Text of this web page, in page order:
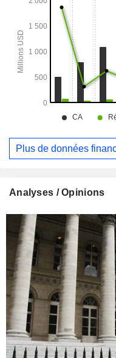
des
pharmaceutique et
patients par des
Plus de données
Analyses / Opinions